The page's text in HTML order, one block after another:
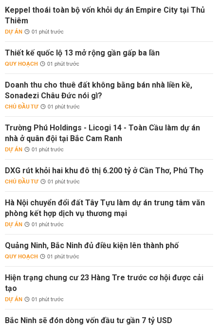
Keppel thoái toàn bộ vốn khỏi dự án Empire City tại Thủ
Thiêm
DỰ ÁN 01 phút trước
Thiết kế quốc lộ 13 mở rộng gần gấp ba lần
QUY HOẠCH 01 phút trước
Doanh thu cho thuê đất không bằng bán nhà liền kề,
Sonadezi Châu Đức nói gì?
CHỦ ĐẦU TƯ 01 phút trước
Trường Phú Holdings - Licogi 14 - Toàn Cầu làm dự án
nhà ở quân đội tại Bắc Cam Ranh
DỰ ÁN 01 phút trước
DXG rút khỏi hai khu đô thị 6.200 tỷ ở Cần Thơ, Phú Thọ
CHỦ ĐẦU TƯ 01 phút trước
Hà Nội chuyển đổi đất Tây Tựu làm dự án trung tâm văn
phòng kết hợp dịch vụ thương mại
DỰ ÁN 01 phút trước
Quảng Ninh, Bắc Ninh đủ điều kiện lên thành phố
QUY HOẠCH 01 phút trước
Hiện trạng chung cư 23 Hàng Tre trước cơ hội được cải
tạo
DỰ ÁN 01 phút trước
Bắc Ninh sẽ đón dòng vốn đầu tư gần 7 tỷ USD